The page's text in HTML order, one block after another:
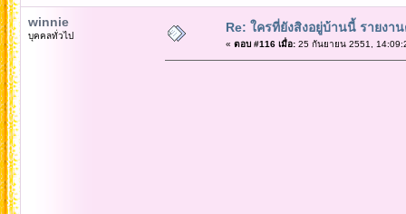
winnie
บุคคลทั่วไป
Re: ใครที่ยังสิงอยู่บ้านนี้ รายงา
« ตอบ #116 เมื่อ:25 กันยายน 2551,